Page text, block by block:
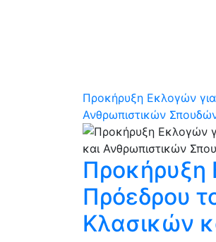
Προκήρυξη Εκλογών
Ανθρωπιστικών
Προκήρυξη
Πρόεδρου
Κλασικών